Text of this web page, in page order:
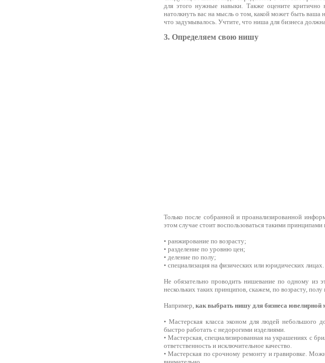
для этого нужные навыки. Также оцените
натолкнуть вас на мысль о том, какой может быть ваша
что задумывалось. Учтите, что ниша для бизнеса
3. Определяем свою нишу
Только после собранной и проанализированной
этом случае стоит воспользоваться такими
• ранжирование по возрасту;
• разделение по уровню цен;
• деление по полу;
• специализация на физических или юридических лицах.
Не обязательно проводить нишевание по одному из
нескольких таких принципов, скажем, по возрасту,
Например, как выбрать нишу для бизнеса ювелирной
• Мастерская класса эконом для людей небольшого
быстро работать с недорогими изделиями.
• Мастерская, специализированная на украшениях с
ответственность и исключительное качество.
• Мастерская по срочному ремонту и гравировке.